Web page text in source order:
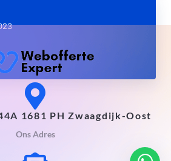
1681 PH Zwaagdijk-Oost
Ons Adres